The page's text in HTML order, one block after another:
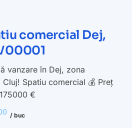
comercial Dej,
vanzare în Dej, zona
Spatiu comercial 💰 Preț
€
/ buc